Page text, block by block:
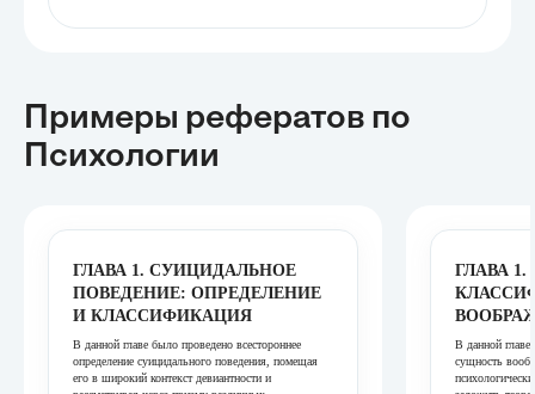
Примеры рефератов по
Психологии
ГЛАВА 1. СУИЦИДАЛЬНОЕ
ПОВЕДЕНИЕ: ОПРЕДЕЛЕНИЕ
И КЛАССИФИКАЦИЯ
В данной главе было проведено всестороннее
определение суицидального поведения, помещая
его в широкий контекст девиантности и
ГЛАВА
В данной главе
сущность